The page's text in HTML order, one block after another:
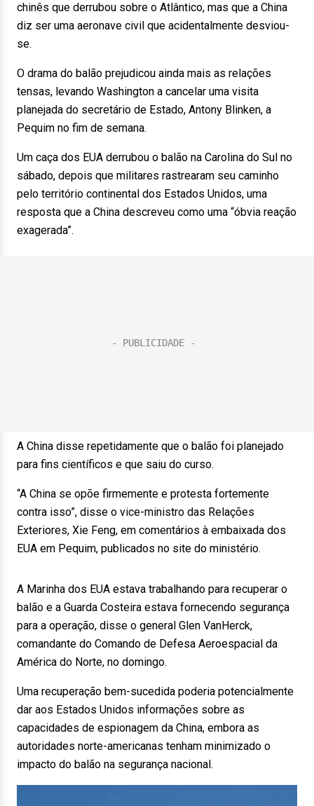
chinês que derrubou sobre o Atlântico, mas que a China
diz ser uma aeronave civil que acidentalmente desviou-
se.
O drama do balão prejudicou ainda mais as relações
tensas, levando Washington a cancelar uma visita
planejada do secretário de Estado, Antony Blinken, a
Pequim no fim de semana.
Um caça dos EUA derrubou o balão na Carolina do Sul no
sábado, depois que militares rastrearam seu caminho
pelo território continental dos Estados Unidos, uma
resposta que a China descreveu como uma “óbvia reação
exagerada”.
A China disse repetidamente que o balão foi planejado
para fins científicos e que saiu do curso.
“A China se opõe firmemente e protesta fortemente
contra isso”, disse o vice-ministro das Relações
Exteriores, Xie Feng, em comentários à embaixada dos
EUA em Pequim, publicados no site do ministério.
A Marinha dos EUA estava trabalhando para recuperar o
balão e a Guarda Costeira estava fornecendo segurança
para a operação, disse o general Glen VanHerck,
comandante do Comando de Defesa Aeroespacial da
América do Norte, no domingo.
Uma recuperação bem-sucedida poderia potencialmente
dar aos Estados Unidos informações sobre as
capacidades de espionagem da China, embora as
autoridades norte-americanas tenham minimizado o
impacto do balão na segurança nacional.